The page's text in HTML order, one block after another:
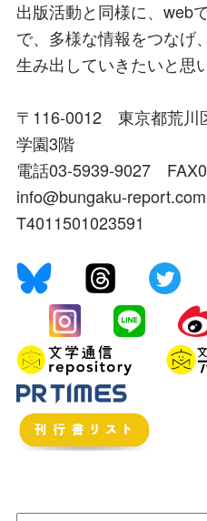
出版活動と同様に、web
で、多様な情報をつなげ
生み出していきたいと思
〒116-0012 東京都荒
学園3階
電話03-5939-9027
info@bungaku-
T4011501023591